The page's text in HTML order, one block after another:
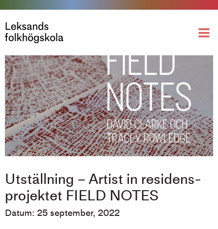
Utställning – Artist in residens-
projektet FIELD NOTES
Datum: 25 september, 2022